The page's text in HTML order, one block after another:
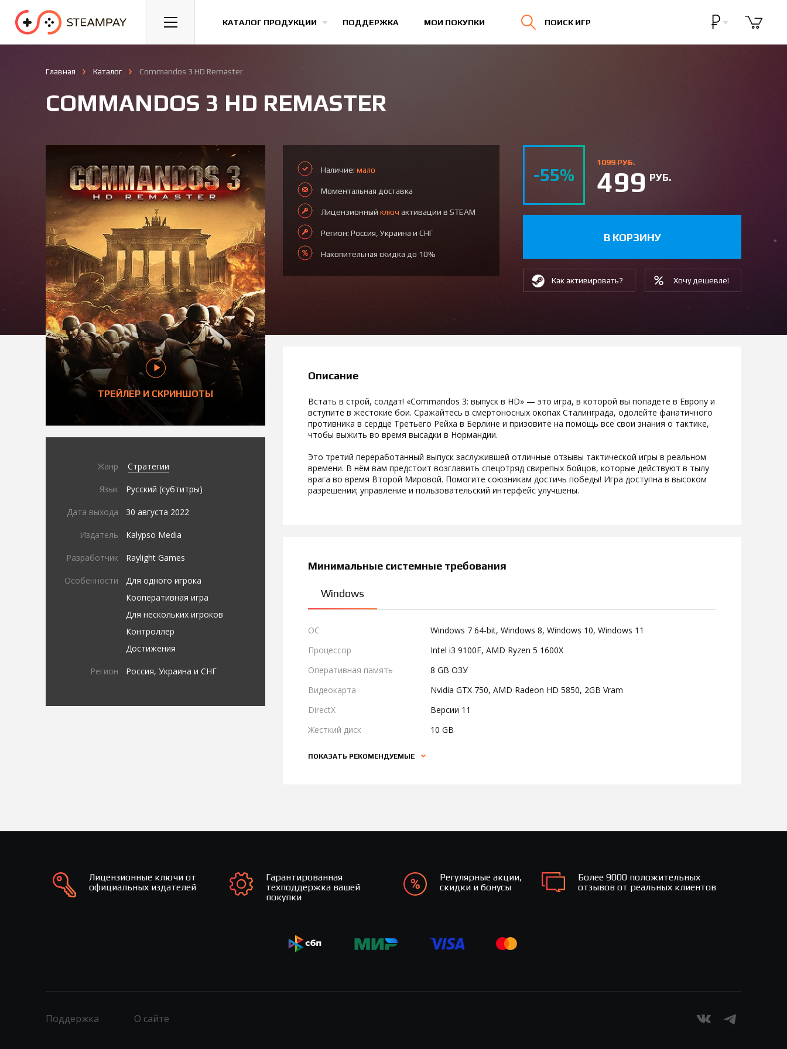
КАТАЛОГ ПРОДУКЦИИ ПОДДЕРЖКА МОИ ПОКУПКИ ПОИСК ИГР
Спорт Гонки Казуальные Все игры
Главная Каталог Commandos 3 HD Remaster
COMMANDOS 3 HD REMASTER
ТРЕЙЛЕР И СКРИНШОТЫ
Жанр Стратегии
Язык Русский (субтитры)
Дата выхода 30 августа 2022
Издатель Kalypso Media
Разработчик Raylight Games
Особенности
Для одного игрока
Кооперативная игра
Для нескольких игроков
Контроллер
Достижения
Регион Россия, Украина и СНГ
Наличие: мало
Моментальная доставка
Лицензионный ключ активации в STEAM
Регион: Россия, Украина и СНГ
Накопительная скидка до 10%
-55%
1099 РУБ.
499РУБ.
В КОРЗИНУ
Как активировать? Хочу дешевле!
Описание
Встать в строй, солдат! «Commandos 3: выпуск в HD» — это игра, в которой вы попадете в Европу и
вступите в жестокие бои. Сражайтесь в смертоносных окопах Сталинграда, одолейте фанатичного
противника в сердце Третьего Рейха в Берлине и призовите на помощь все свои знания о тактике,
чтобы выжить во время высадки в Нормандии.
Это третий переработанный выпуск заслужившей отличные отзывы тактической игры в реальном
времени. В нём вам предстоит возглавить спецотряд свирепых бойцов, которые действуют в тылу
врага во время Второй Мировой. Помогите союзникам достичь победы! Игра доступна в высоком
разрешении; управление и пользовательский интерфейс улучшены.
Минимальные системные требования
Windows
ОС
Windows 7 64-bit, Windows 8, Windows 10, Windows 11
Процессор
Intel i3 9100F, AMD Ryzen 5 1600X
Оперативная память
8 GB ОЗУ
Видеокарта
Nvidia GTX 750, AMD Radeon HD 5850, 2GB Vram
DirectX
Версии 11
Жесткий диск
10 GB
ПОКАЗАТЬ РЕКОМЕНДУЕМЫЕ
Лицензионные ключи от
официальных издателей
Гарантированная
техподдержка вашей
покупки
Регулярные акции,
скидки и бонусы
Более 9000 положительных
отзывов от реальных клиентов
Поддержка О сайте